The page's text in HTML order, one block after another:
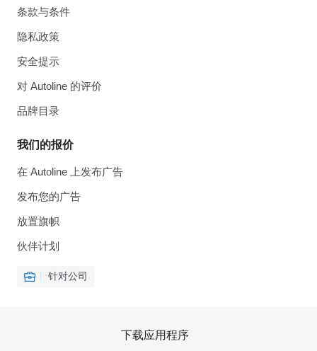
条款与条件
隐私政策
安全提示
对 Autoline 的评价
品牌目录
我们的报价
在 Autoline 上发布广告
发布您的广告
放置旗帜
伙伴计划
针对公司
下载应用程序